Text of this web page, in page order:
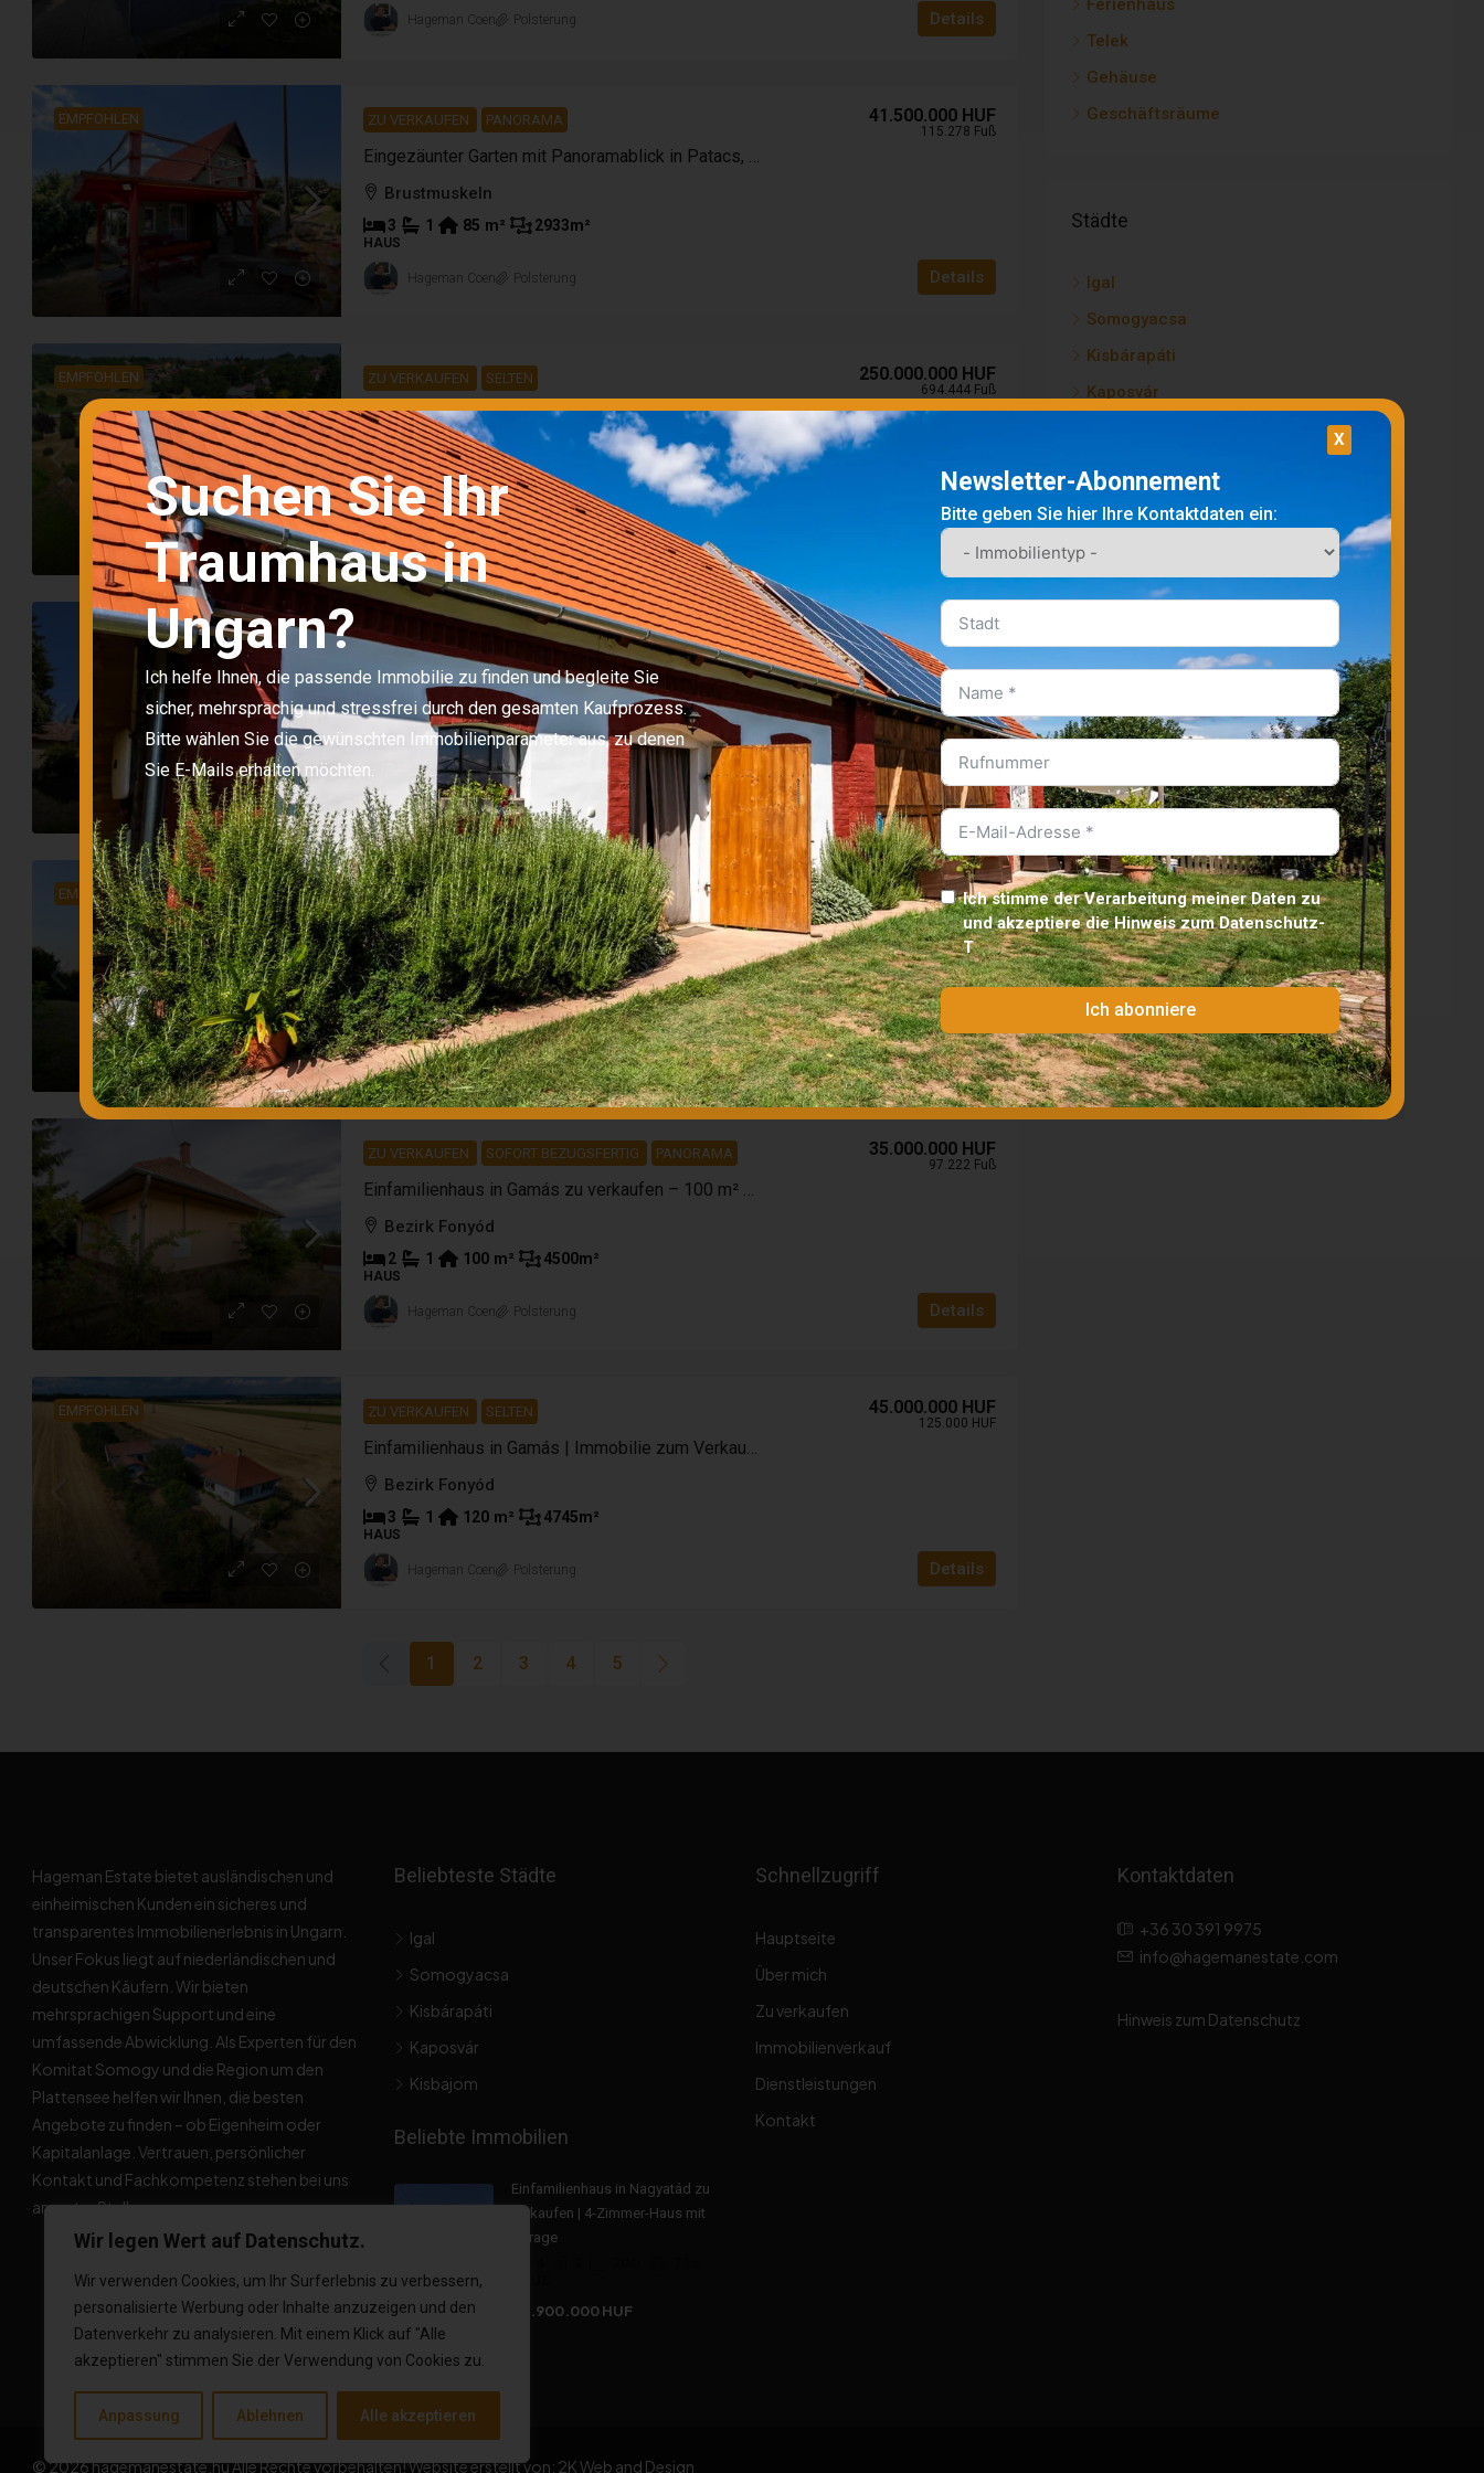
Wir legen Wert auf Datenschutz.
Wir verwenden Cookies, um Ihr Surferlebnis zu verbessern,
personalisierte Werbung oder Inhalte anzuzeigen und den
Datenverkehr zu analysieren. Mit einem Klick auf "Alle
akzeptieren" stimmen Sie der Verwendung von Cookies zu.
Anpassung Ablehnen Alle akzeptieren
Details
Hageman Coen Polsterung
EMPFOHLEN ZU VERKAUFEN PANORAMA
Eingezäunter Garten mit Panoramablick in Patacs, einem Stadtteil von Pécs, zu verkaufen
41.500.000 HUF
115.278 Fuß
Brustmuskeln
3 1 85 m² 2933m²
HAUS
Details
Hageman Coen Polsterung
EMPFOHLEN ZU VERKAUFEN SELTEN
Pension zum Verkauf in der Nähe von Kaposvár am Deseda-See
250.000.000 HUF
694.444 Fuß
Kaposvár
15 750 m² 30000m²
GESCHÄFTSRÄUME
Details
Hageman Coen Polsterung
ZU VERKAUFEN SOFORT BEZUGSFERTIG
Einfamilienhaus in Gamás zu verkaufen – 165 m², großes Grundstück!
45.000.000 HUF
125.000 HUF
Bezirk Fonyód
4 2 165 m² 2831m²
Details
Hageman Coen Polsterung
EMPFOHLEN ZU VERKAUFEN AUSGEZEICHNETER PREIS PANORAMA SELTEN
Baugrundstück zum Verkauf Somogyacsa – 1,2 ha Panorama
9.500.000 HUF
26,389 Fuß
Bezirk Tabi
- - - m² 12000m²
TELEK
Details
Hageman Coen Polsterung
ZU VERKAUFEN SOFORT BEZUGSFERTIG PANORAMA
Einfamilienhaus in Gamás zu verkaufen – 100 m² Wohnfläche, 4500 m² Panoramagrundstück
35.000.000 HUF
97.222 Fuß
Bezirk Fonyód
2 1 100 m² 4500m²
HAUS
Details
Hageman Coen Polsterung
EMPFOHLEN ZU VERKAUFEN SELTEN
Einfamilienhaus in Gamás | Immobilie zum Verkauf ohne Nachbarn
45.000.000 HUF
125.000 HUF
Bezirk Fonyód
3 1 120 m² 4745m²
HAUS
Details
Hageman Coen Polsterung
1 2 3 4 5
Ferienhaus
Telek
Gehäuse
Geschäftsräume
Städte
Igal
Somogyacsa
Kisbárapáti
Kaposvár
Zamárdi
Gadács
Lesencefalu
Fonyód
Buzsák
Iregszemcse
Zics
Somogyjád
Szakcs
Hageman Estate bietet ausländischen und
einheimischen Kunden ein sicheres und
transparentes Immobilienerlebnis in Ungarn.
Unser Fokus liegt auf niederländischen und
deutschen Käufern. Wir bieten
mehrsprachigen Support und eine
umfassende Abwicklung. Als Experten für den
Komitat Somogy und die Region um den
Plattensee helfen wir Ihnen, die besten
Angebote zu finden – ob Eigenheim oder
Kapitalanlage. Vertrauen, persönlicher
Kontakt und Fachkompetenz stehen bei uns
an erster Stelle.
Beliebteste Städte
Igal
Somogyacsa
Kisbárapáti
Kaposvár
Kisbajom
Beliebte Immobilien
Einfamilienhaus in Nagyatád zu
verkaufen | 4-Zimmer-Haus mit
Garage
47.900.000 HUF
Schnellzugriff
Hauptseite
Über mich
Zu verkaufen
Immobilienverkauf
Dienstleistungen
Kontakt
Kontaktdaten
+36 30 391 9975
info@hagemanestate.com
Hinweis zum Datenschutz
© 2026 hagemanestate.hu Alle Rechte vorbehalten! Website erstellt von: 2K Web and Design
Suchen Sie Ihr
Traumhaus in
Ungarn?
Ich helfe Ihnen, die passende Immobilie zu finden und begleite Sie
sicher, mehrsprachig und stressfrei durch den gesamten Kaufprozess.
Bitte wählen Sie die gewünschten Immobilienparameter aus, zu denen
Sie E-Mails erhalten möchten.
X
Newsletter-Abonnement
Bitte geben Sie hier Ihre Kontaktdaten ein:
Ich stimme der Verarbeitung meiner Daten zu
und akzeptiere dieHinweis zum Datenschutz-
T
Ich abonniere